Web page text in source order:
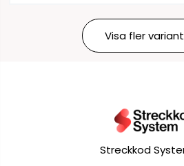
Visa fler
Streckkod